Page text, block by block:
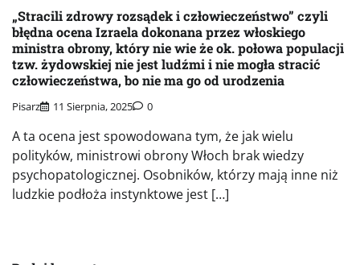
„Stracili zdrowy rozsądek i człowieczeństwo” czyli
błędna ocena Izraela dokonana przez włoskiego
ministra obrony, który nie wie że ok. połowa populacji
tzw. żydowskiej nie jest ludźmi i nie mogła stracić
człowieczeństwa, bo nie ma go od urodzenia
Pisarz 11 Sierpnia, 2025 0
A ta ocena jest spowodowana tym, że jak wielu
polityków, ministrowi obrony Włoch brak wiedzy
psychopatologicznej. Osobników, którzy mają inne niż
ludzkie podłoża instynktowe jest […]